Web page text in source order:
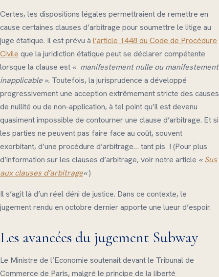
Certes, les dispositions légales permettraient de remettre en
cause certaines clauses d’arbitrage pour soumettre le litige au
juge étatique. Il est prévu à l’article 1448 du Code de Procédure
Civile que la juridiction étatique peut se déclarer compétente
lorsque la clause est « manifestement nulle ou manifestement
inapplicable ». Toutefois, la jurisprudence a développé
progressivement une acception extrêmement stricte des causes
de nullité ou de non-application, à tel point qu’il est devenu
quasiment impossible de contourner une clause d’arbitrage. Et si
les parties ne peuvent pas faire face au coût, souvent
exorbitant, d’une procédure d’arbitrage… tant pis ! (Pour plus
d’information sur les clauses d’arbitrage, voir notre article «Sus
aux clauses d’arbitrage«)
Il s’agit là d’un réel déni de justice. Dans ce contexte, le
jugement rendu en octobre dernier apporte une lueur d’espoir.
Les avancées du jugement Subway
Le Ministre de l’Economie soutenait devant le Tribunal de
Commerce de Paris, malgré le principe de la liberté